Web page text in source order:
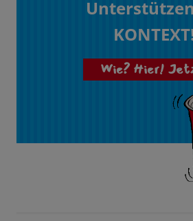
Wie? Hier!